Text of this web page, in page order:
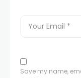
Save my name,